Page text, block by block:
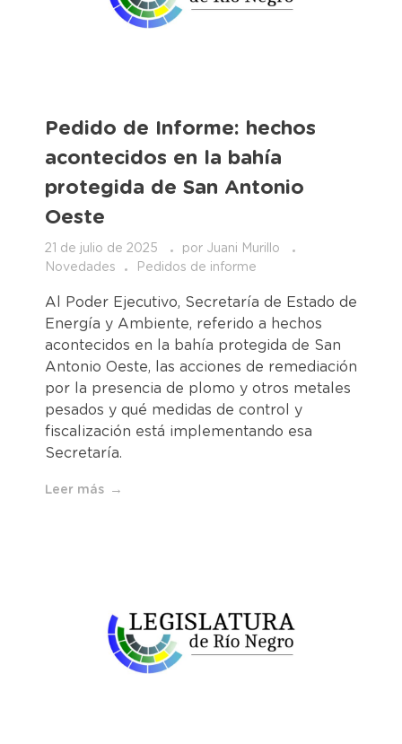
Pedido de Informe: hechos
acontecidos en la bahía
protegida de San Antonio
Oeste
21 de julio de 2025 por Juani Murillo
Novedades
Pedidos de informe
Al Poder Ejecutivo, Secretaría de Estado de
Energía y Ambiente, referido a hechos
acontecidos en la bahía protegida de San
Antonio Oeste, las acciones de remediación
por la presencia de plomo y otros metales
pesados y qué medidas de control y
fiscalización está implementando esa
Secretaría.
Leer más